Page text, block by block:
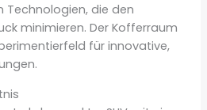
Technologien, die den
minimieren. Der Kofferraum
für innovative,